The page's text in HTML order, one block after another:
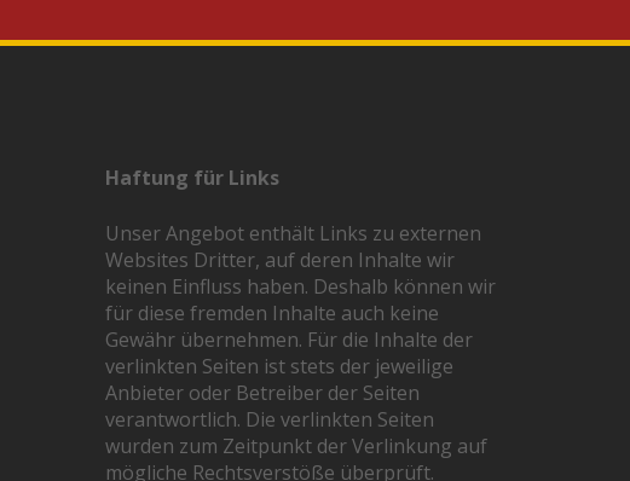
Haftung für Links
Unser Angebot enthält Links zu externen
Websites Dritter, auf deren Inhalte wir
keinen Einfluss haben. Deshalb können wir
für diese fremden Inhalte auch keine
Gewähr übernehmen. Für die Inhalte der
verlinkten Seiten ist stets der jeweilige
Anbieter oder Betreiber der Seiten
verantwortlich. Die verlinkten Seiten
wurden zum Zeitpunkt der Verlinkung auf
mögliche Rechtsverstöße überprüft.